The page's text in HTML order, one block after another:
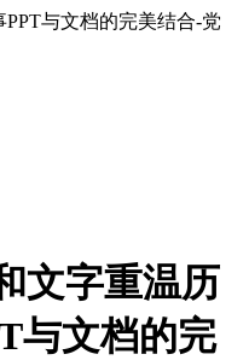
与文档的完美结合-党
文字重温历
与文档的完